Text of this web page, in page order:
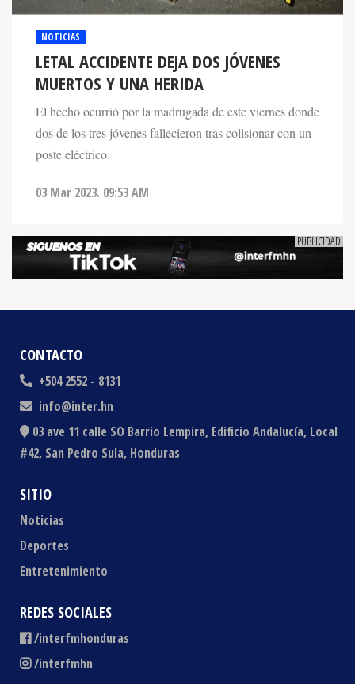
NOTICIAS
LETAL ACCIDENTE DEJA DOS JÓVENES
MUERTOS Y UNA HERIDA
El hecho ocurrió por la madrugada de este viernes donde
dos de los tres jóvenes fallecieron tras colisionar con un
poste eléctrico.
CONTACTO
+504 2552 - 8131
info@inter.hn
03 ave 11 calle SO Barrio Lempira, Edificio Andalucía, Local
#42, San Pedro Sula, Honduras
SITIO
Noticias
Deportes
Entretenimiento
REDES SOCIALES
/interfmhonduras
/interfmhn